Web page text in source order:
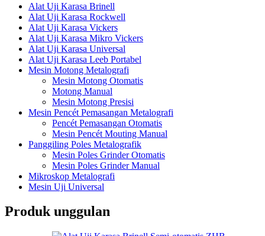
Alat Uji Karasa Brinell
Alat Uji Karasa Rockwell
Alat Uji Karasa Vickers
Alat Uji Karasa Mikro Vickers
Alat Uji Karasa Universal
Alat Uji Karasa Leeb Portabel
Mesin Motong Metalografi
Mesin Motong Otomatis
Motong Manual
Mesin Motong Presisi
Mesin Pencét Pemasangan Metalografi
Pencét Pemasangan Otomatis
Mesin Pencét Mouting Manual
Panggiling Poles Metalografik
Mesin Poles Grinder Otomatis
Mesin Poles Grinder Manual
Mikroskop Metalografi
Mesin Uji Universal
Produk unggulan